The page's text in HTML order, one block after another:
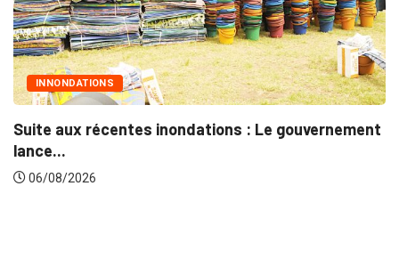
INNONDATIONS
Suite aux récentes inondations : Le gouvernement
lance...
06/08/2026